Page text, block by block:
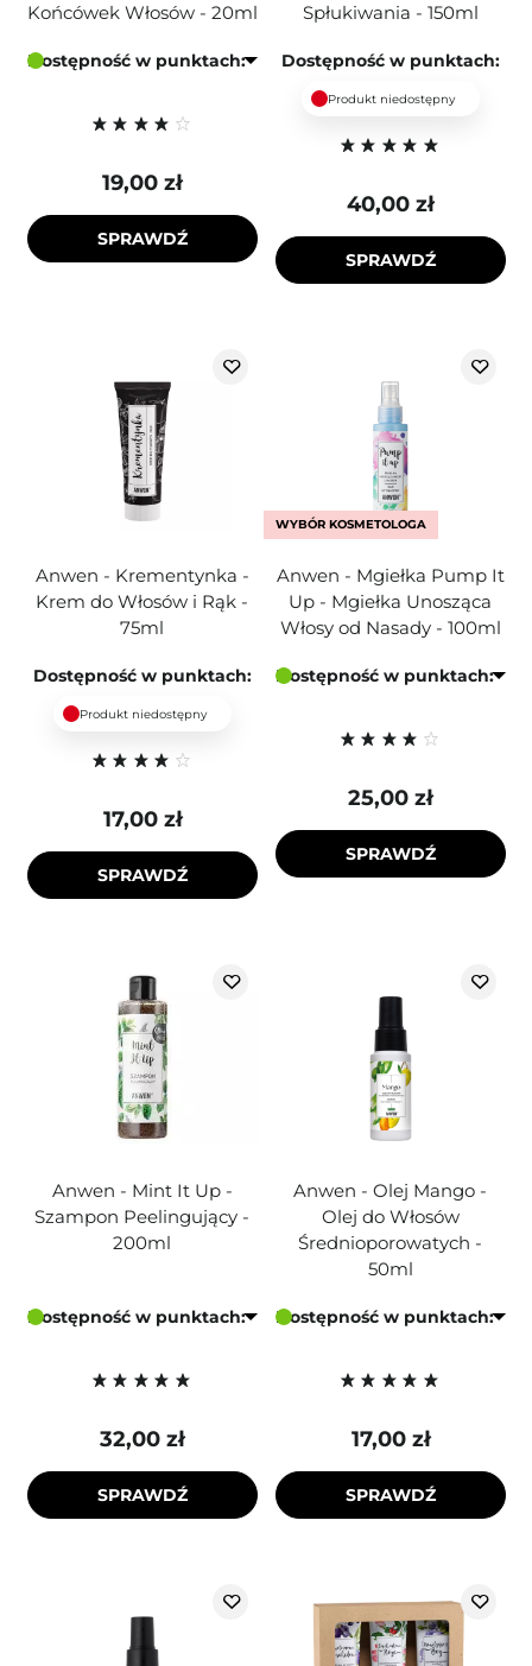
Końcówek Włosów - 20ml
Dostępność w punktach:
19,00 zł
SPRAWDŹ
Spłukiwania - 150ml
Dostępność w punktach:
Produkt niedostępny
40,00 zł
SPRAWDŹ
Anwen - Krementynka -
Krem do Włosów i Rąk -
75ml
Dostępność w punktach:
Produkt niedostępny
17,00 zł
SPRAWDŹ
WYBÓR KOSMETOLOGA
Anwen - Mgiełka Pump It
Up - Mgiełka Unosząca
Włosy od Nasady - 100ml
Dostępność w punktach:
25,00 zł
SPRAWDŹ
Anwen - Mint It Up -
Szampon Peelingujący -
200ml
Dostępność w punktach:
32,00 zł
SPRAWDŹ
Anwen - Olej Mango -
Olej do Włosów
Średnioporowatych -
50ml
Dostępność w punktach:
17,00 zł
SPRAWDŹ